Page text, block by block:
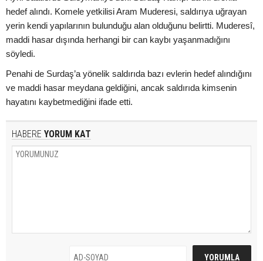
hedef alındı. Komele yetkilisi Aram Muderesi, saldırıya uğrayan
yerin kendi yapılarının bulunduğu alan olduğunu belirtti. Muderesî,
maddi hasar dışında herhangi bir can kaybı yaşanmadığını
söyledi.
Penahi de Surdaş’a yönelik saldırıda bazı evlerin hedef alındığını
ve maddi hasar meydana geldiğini, ancak saldırıda kimsenin
hayatını kaybetmediğini ifade etti.
HABERE YORUM KAT